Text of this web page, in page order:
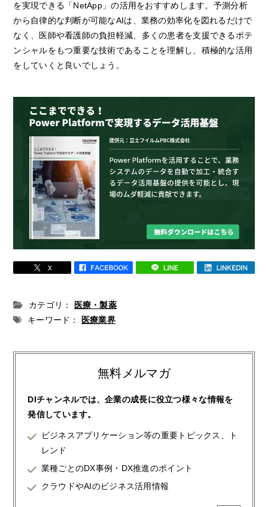
を実現できる「NetApp」の活用をおすすめします。予測分析
から自律的な判断が可能なAIは、業務の効率化を図れるだけで
なく、医師や看護師の負担軽減、多くの患者を支援できるポテ
ンシャルをもつ重要な技術であることを理解し、積極的な活用
をしていくと良いでしょう。
カテゴリ：
医療・製薬
キーワード：
医療業界
無料メルマガ
DIチャンネルでは、企業の成長に役立つ様々な情報を
発信しています。
ビジネスアプリケーション等の重要トピックス、ト
レンド
業種ごとのDX事例・DX推進のポイント
クラウドやAIのビジネス活用情報